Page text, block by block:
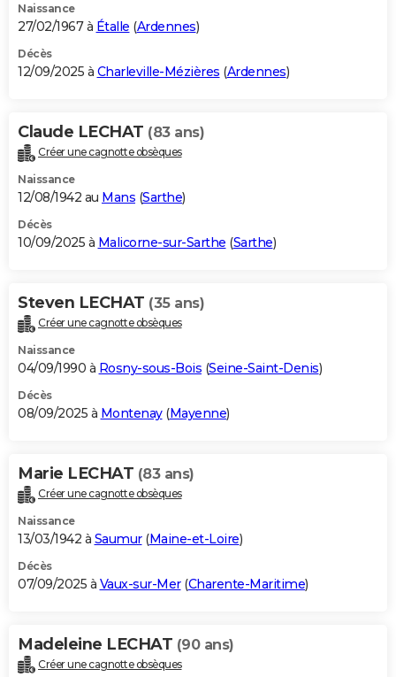
Naissance
27/02/1967 à Étalle (Ardennes)
Décès
12/09/2025 à Charleville-Mézières (Ardennes)
Claude LECHAT (83 ans)
Créer une cagnotte obsèques
Naissance
12/08/1942 au Mans (Sarthe)
Décès
10/09/2025 à Malicorne-sur-Sarthe (Sarthe)
Steven LECHAT (35 ans)
Créer une cagnotte obsèques
Naissance
04/09/1990 à Rosny-sous-Bois (Seine-Saint-Denis)
Décès
08/09/2025 à Montenay(Mayenne)
Marie LECHAT (83 ans)
Créer une cagnotte obsèques
Naissance
13/03/1942 à Saumur(Maine-et-Loire)
Décès
07/09/2025 à Vaux-sur-Mer(Charente-Maritime)
Madeleine LECHAT (90 ans)
Créer une cagnotte obsèques